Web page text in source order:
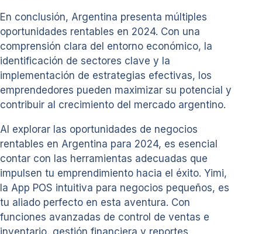
En conclusión, Argentina presenta múltiples
oportunidades rentables en 2024. Con una
comprensión clara del entorno económico, la
identificación de sectores clave y la
implementación de estrategias efectivas, los
emprendedores pueden maximizar su potencial y
contribuir al crecimiento del mercado argentino.
Al explorar las oportunidades de negocios
rentables en Argentina para 2024, es esencial
contar con las herramientas adecuadas que
impulsen tu emprendimiento hacia el éxito. Yimi,
la App POS intuitiva para negocios pequeños, es
tu aliado perfecto en esta aventura. Con
funciones avanzadas de control de ventas e
inventario, gestión financiera y reportes